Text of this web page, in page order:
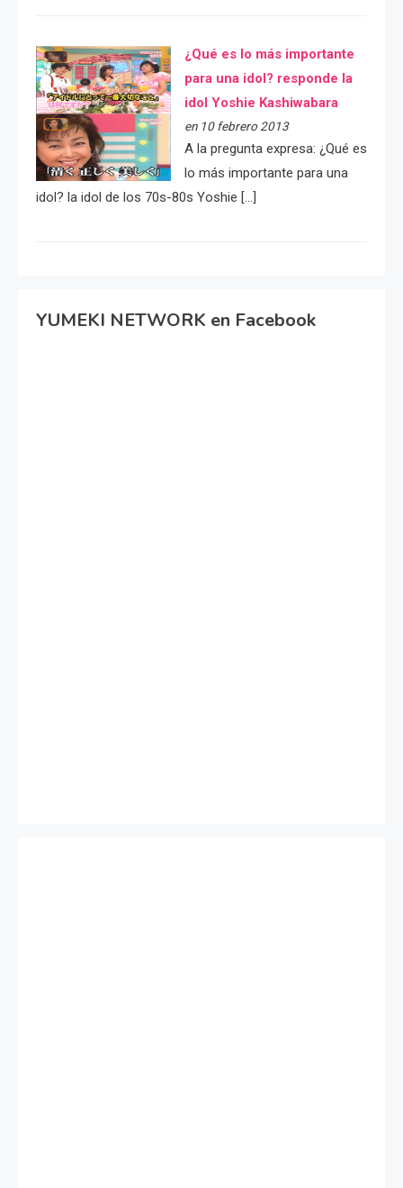
¿Qué es lo más importante
para una idol? responde la
idol Yoshie Kashiwabara
en 10 febrero 2013
A la pregunta expresa: ¿Qué es
lo más importante para una
idol? la idol de los 70s-80s Yoshie […]
YUMEKI NETWORK en Facebook